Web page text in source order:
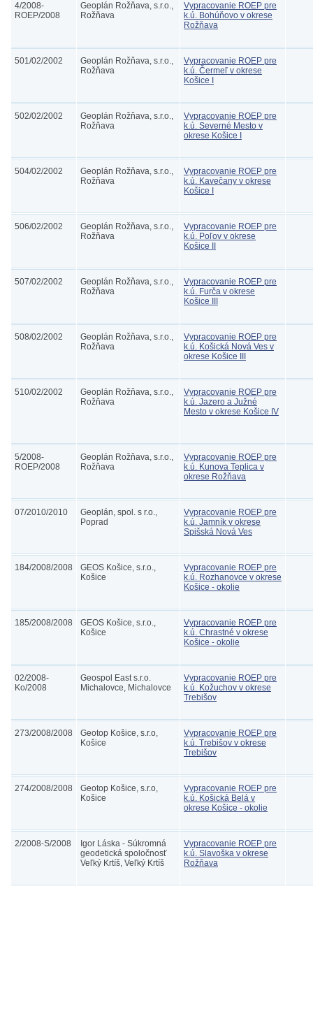
4/2008-
ROEP/2008
Geoplán Rožňava, s.r.o.,
Rožňava
Vypracovanie ROEP pre
k.ú. Bohúňovo v okrese
Rožňava
501/02/2002
Geoplán Rožňava, s.r.o.,
Rožňava
Vypracovanie ROEP pre
k.ú. Čermeľ v okrese
Košice I
502/02/2002
Geoplán Rožňava, s.r.o.,
Rožňava
Vypracovanie ROEP pre
k.ú. Severné Mesto v
okrese Košice I
504/02/2002
Geoplán Rožňava, s.r.o.,
Rožňava
Vypracovanie ROEP pre
k.ú. Kavečany v okrese
Košice I
506/02/2002
Geoplán Rožňava, s.r.o.,
Rožňava
Vypracovanie ROEP pre
k.ú. Poľov v okrese
Košice II
507/02/2002
Geoplán Rožňava, s.r.o.,
Rožňava
Vypracovanie ROEP pre
k.ú. Furča v okrese
Košice III
508/02/2002
Geoplán Rožňava, s.r.o.,
Rožňava
Vypracovanie ROEP pre
k.ú. Košická Nová Ves v
okrese Košice III
510/02/2002
Geoplán Rožňava, s.r.o.,
Rožňava
Vypracovanie ROEP pre
k.ú. Jazero a Južné
Mesto v okrese Košice IV
5/2008-
ROEP/2008
Geoplán Rožňava, s.r.o.,
Rožňava
Vypracovanie ROEP pre
k.ú. Kunova Teplica v
okrese Rožňava
07/2010/2010
Geoplán, spol. s r.o.,
Poprad
Vypracovanie ROEP pre
k.ú. Jamník v okrese
Spišská Nová Ves
184/2008/2008
GEOS Košice, s.r.o.,
Košice
Vypracovanie ROEP pre
k.ú. Rozhanovce v okrese
Košice - okolie
185/2008/2008
GEOS Košice, s.r.o.,
Košice
Vypracovanie ROEP pre
k.ú. Chrastné v okrese
Košice - okolie
02/2008-
Ko/2008
Geospol East s.r.o.
Michalovce, Michalovce
Vypracovanie ROEP pre
k.ú. Kožuchov v okrese
Trebišov
273/2008/2008
Geotop Košice, s.r.o,
Košice
Vypracovanie ROEP pre
k.ú. Trebišov v okrese
Trebišov
274/2008/2008
Geotop Košice, s.r.o,
Košice
Vypracovanie ROEP pre
k.ú. Košická Belá v
okrese Košice - okolie
2/2008-S/2008
Igor Láska - Súkromná
geodetická spoločnosť
Veľký Krtíš, Veľký Krtíš
Vypracovanie ROEP pre
k.ú. Slavoška v okrese
Rožňava